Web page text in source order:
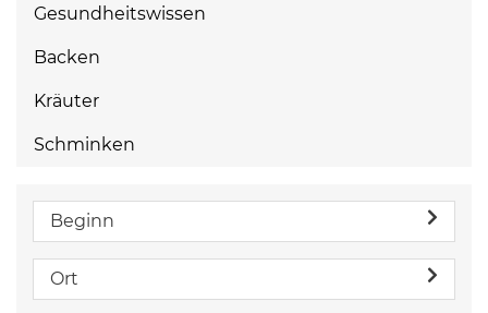
Gesundheitswissen
Backen
Kräuter
Schminken
Beginn
Ort